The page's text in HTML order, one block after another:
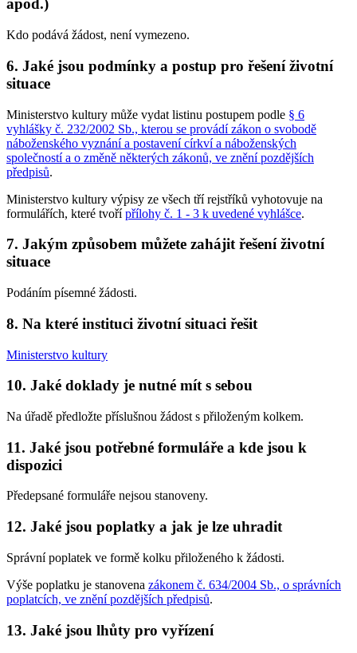
apod.)
Kdo podává žádost, není vymezeno.
6. Jaké jsou podmínky a postup pro řešení životní
situace
Ministerstvo kultury může vydat listinu postupem podle § 6
vyhlášky č. 232/2002 Sb., kterou se provádí zákon o svobodě
náboženského vyznání a postavení církví a náboženských
společností a o změně některých zákonů, ve znění pozdějších
předpisů.
Ministerstvo kultury výpisy ze všech tří rejstříků vyhotovuje na
formulářích, které tvořípřílohy č. 1 - 3 k uvedené vyhlášce.
7. Jakým způsobem můžete zahájit řešení životní
situace
Podáním písemné žádosti.
8. Na které instituci životní situaci řešit
Ministerstvo kultury
10. Jaké doklady je nutné mít s sebou
Na úřadě předložte příslušnou žádost s přiloženým kolkem.
11. Jaké jsou potřebné formuláře a kde jsou k
dispozici
Předepsané formuláře nejsou stanoveny.
12. Jaké jsou poplatky a jak je lze uhradit
Správní poplatek ve formě kolku přiloženého k žádosti.
Výše poplatku je stanovena zákonem č. 634/2004 Sb., o správních
poplatcích, ve znění pozdějších předpisů.
13. Jaké jsou lhůty pro vyřízení